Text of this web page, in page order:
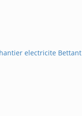
electricite Bettant